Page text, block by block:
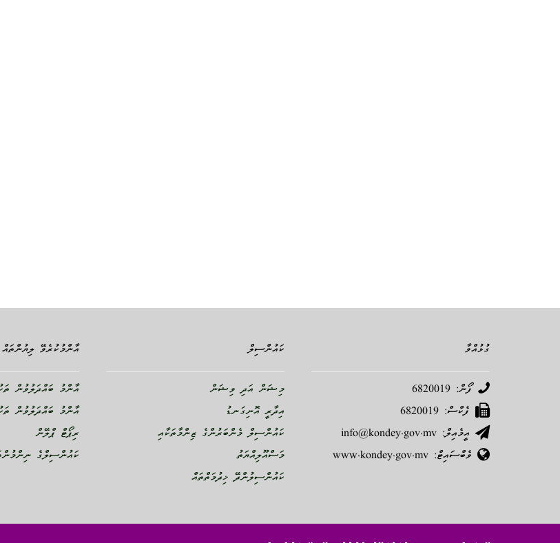
އާންމުކުރެވޭ ލިޔުންތައް
އާންމު ބައްދަލުވުން
އާންމު ބައްދަލުވުން
ރިޕޯޓް ޕްލޭން
ކައުންސިލްގެ
ކައުންސިލް
މިޝަން އަދި ވިޝަން
އިދާރީ އޮނިގަނޑު
ކައުންސިލް މެންބަރުންގެ ޒިންމާތަކާއި
މަސްއޫލިއްޔަތު
ކައުންސިލުންދޭ ޚިދުމަތްތައް
ގުޅުއްވާ
ފޯން: 6820019
ފެކްސް: 6820019
އީމެއިލް: info@kondey.gov.mv
ވެބްސައިޓް: www.kondey.gov.mv